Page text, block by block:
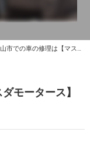
での車の修理は【マスダモータース】で
モータース】